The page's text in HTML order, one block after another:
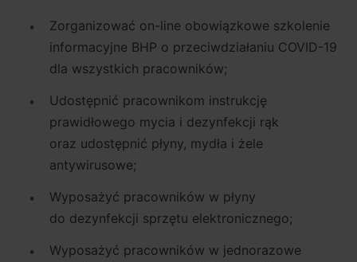
Zorganizować on-line obowiązkowe szkolenie
informacyjne BHP o przeciwdziałaniu COVID-19
dla wszystkich pracowników;
Udostępnić pracownikom instrukcję
prawidłowego mycia i dezynfekcji rąk
oraz udostępnić płyny, mydła i żele
antywirusowe;
Wyposażyć pracowników w płyny
do dezynfekcji sprzętu elektronicznego;
Wyposażyć pracowników w jednorazowe